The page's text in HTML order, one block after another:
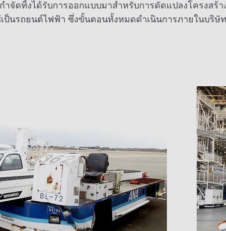
ำจัดทิ้งได้รับการออกแบบมาสำหรับการดัดแปลงโครงสร้
ป็นรถยนต์ไฟฟ้า ซึ่งขั้นตอนทั้งหมดดำเนินการภายในบริษัท